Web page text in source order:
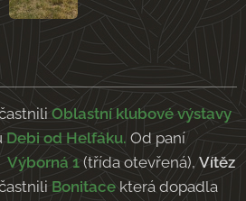
Oblastní klubové výstavy
Debi od Helfáku. Od paní
Výborná 1 (třída otevřená), Vítěz
Bonitacekterá dopadla